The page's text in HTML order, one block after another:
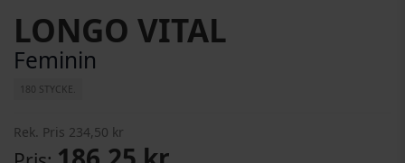
LONGO VITAL
Feminin
180 STYCKE.
Rek. Pris 234,50 kr